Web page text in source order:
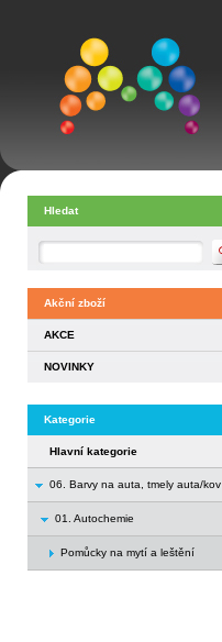
Hledat
Akční zboží
AKCE
NOVINKY
Kategorie
Hlavní kategorie
06. Barvy na auta, tmely auta/kov
01. Autochemie
Pomůcky na mytí a leštění